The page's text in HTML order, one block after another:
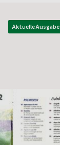
Aktuelle Ausgabe